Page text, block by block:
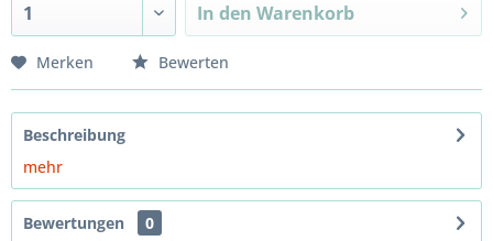
In den Warenkorb
Merken Bewerten
Beschreibung
mehr
Bewertungen
0